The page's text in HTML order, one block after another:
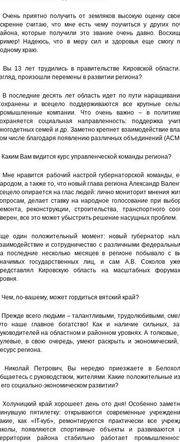
Очень приятно получить от земляков высокую оценку
считаю, что мне есть чему поучиться у других
которые получили это звание очень давно.
Надеюсь, что в меру сил и здоровья еще смогу
краю.
Вы 13 лет трудились в правительстве Кировской
произошли перемены в развитии региона?
В последние десять лет область идет по пути
и всецело поддерживаются все крупные
компании. Что очень важно – в политике
социальная направленность: поддержка
семей и др. Заметно крепнет взаимодействие
числе благодаря появлению различных объединений
Каким Вам видится курс управленческой команды региона?
Мне нравится рабочий настрой губернаторской команды,
а также то, что новый глава региона Александр
опирается на глас людей: лично мониторит мнения
делает ставку на народное голосование при
реконструкции, строительства, транспортного
все это может убыстрить решение насущных проблем.
один положительный момент: новый губернатор
и сотрудничество с различными
последние несколько месяцев в регионе побывало с
государственных лиц, и сам А.В. Соколов
Кировскую область на масштабных
Чем, по-вашему, может гордиться вятский край?
Прежде всего людьми – талантливыми, трудолюбивыми,
наше главное богатство! Как и наличие сильных,
на областном и районном уровнях. А
в свою очередь, умеют раскрыть и экономический,
региона.
Николай Петрович, Вы нередко приезжаете в
с руководством, жителями. Какие положительные
его социально-экономическом развитии?
Холуницкий край хорошеет день ото дня! Особенно
пятилетку: открываются современные
как «IT-куб», ремонтируются практически все
появляются спортивные объекты и
района стабильно работает